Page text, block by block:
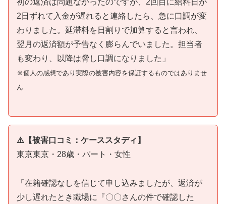
2日ずれて入金が遅れると連絡したら、急に口調が変
わりました。延滞料を日割りで加算すると言われ、
翌月の返済額が予告なく膨らんでいました。担当者
も変わり、以降は脅し口調になりました」
※個人の感想であり実際の被害内容を保証するものではありませ
ん
⚠️【被害口コミ：ケーススタディ】
東京東京・28歳・パート・女性
「在籍確認なしを信じて申し込みましたが、返済が
少し遅れたとき職場に『〇〇さんの件で確認した